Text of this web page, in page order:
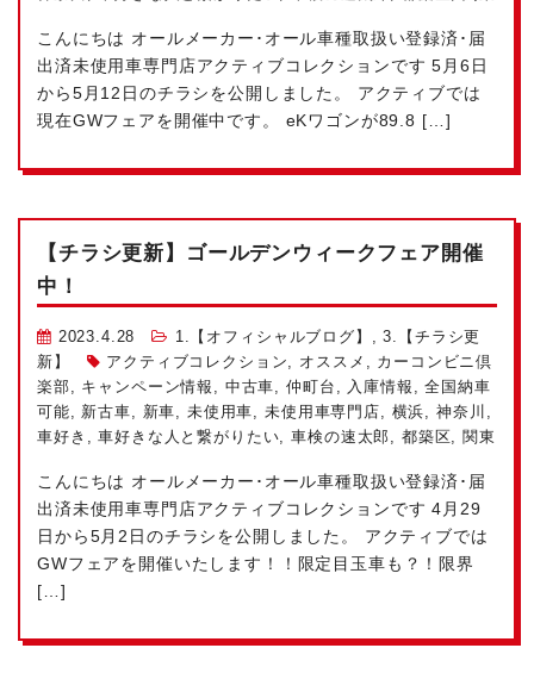
こんにちは オールメーカー･オール車種取扱い登録済･届
出済未使用車専門店アクティブコレクションです 5月6日
から5月12日のチラシを公開しました。 アクティブでは
現在GWフェアを開催中です。 eKワゴンが89.8 […]
【チラシ更新】ゴールデンウィークフェア開催
中！
2023.4.28 1.【オフィシャルブログ】 ,3.【チラシ更
新】
アクティブコレクション オススメ
カーコンビニ倶
楽部
キャンペーン情報 中古車 ,仲町台 入庫情報 ,全国納車
可能
新古車 新車 未使用車 ,未使用車専門店 横浜 神奈川
車好き
,車好きな人と繋がりたい ,車検の速太郎 都築区 関東
こんにちは オールメーカー･オール車種取扱い登録済･届
出済未使用車専門店アクティブコレクションです 4月29
日から5月2日のチラシを公開しました。 アクティブでは
GWフェアを開催いたします！！限定目玉車も？！限界
[…]